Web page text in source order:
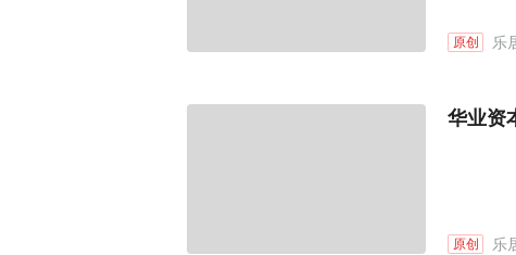
原创 乐
华业资
原创 乐